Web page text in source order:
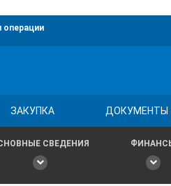
операции
ЗАКУПКА ДОКУМЕНТЫ
СВЕДЕНИЯ